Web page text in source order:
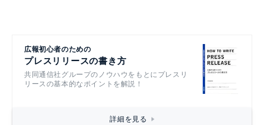
広報初心者のための
プレスリリースの書き方
共同通信社グループのノウハウをもとにプレスリ
リースの基本的なポイントを解説！
詳細を見る